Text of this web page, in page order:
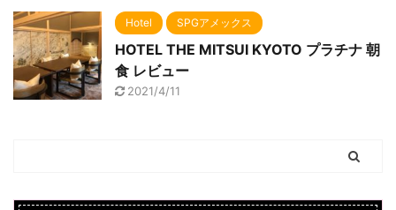
Hotel SPGアメックス
HOTEL THE MITSUI KYOTO プラチナ 朝
食 レビュー
2021/4/11